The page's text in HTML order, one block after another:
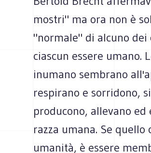
mostri" ma ora non è
"normale" di alcuno dei
ciascun essere umano.
inumano sembrano
respirano e sorridono,
producono, allevano
razza umana. Se
umanità, è essere